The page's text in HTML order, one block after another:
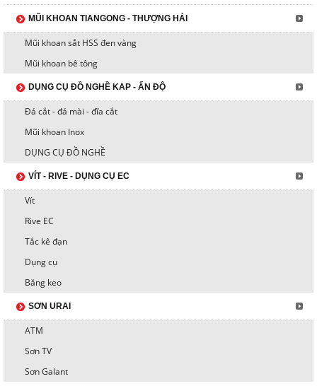
MŨI KHOAN TIANGONG - THƯỢNG HẢI
Mũi khoan sắt HSS đen vàng
Mũi khoan bê tông
DỤNG CỤ ĐỒ NGHỀ KAP - ẤN ĐỘ
Đá cắt - đá mài - đĩa cắt
Mũi khoan Inox
DỤNG CỤ ĐỒ NGHỀ
VÍT - RIVE - DỤNG CỤ EC
Vít
Rive EC
Tắc kê đạn
Dụng cụ
Băng keo
SƠN URAI
ATM
Sơn TV
Sơn Galant